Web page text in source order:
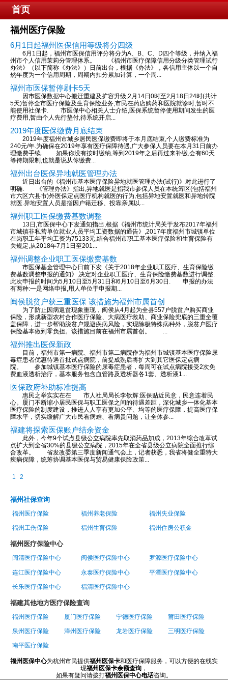
首页
福州医疗保险
6月1日起福州医保信用等级将分四级
6月1日起，福州市医保信用评分将分为A、B、C、D四个等级，并纳入福
州市个人信用茉莉分管理体系。 《福州市医疗保障信用分级分类管理试行
办法》（以下简称《办法》）日前出台，根据《办法》，各信用主体以一个自
然年度为一个信用周期，周期内扣分累加计算，一个周...
福州市医保暂停刷卡5天
因市医保数据中心搬迁重建及扩容升级,2月14日0时至2月18日24时(共计
5天)暂停全市医疗保险及生育保险业务,市民在药店购药和医院就诊时,暂时不
能使用社保卡. 市医保中心相关人士介绍,医保系统暂停使用期间发生的医
疗费用,暂由个人先行垫付,待系统开启...
2019年度医保缴费月底结束
2019年度福州市城乡居民医保缴费即将于本月底结束,个人缴费标准为
240元/年.为确保在2019年享有医疗保障待遇,广大参保人员要在本月31日前办
理缴费手续. 如果你没有按时缴纳,等到2019年之后再过来补缴,会有60天
等待期限制,也就是说从你缴费...
福州出台医保异地就医管理办法
近日出台的《福州市基本医疗保险异地就医管理办法(试行)》对此进行了
明确. 《管理办法》指出,异地就医是指我市参保人员在本统筹区(包括福州
市六区六县市)外医保定点医疗机构就医的行为,包括异地安置就医和异地转院
就医.异地安置人员是指因户籍迁移、投靠亲属以...
福州职工医保缴费基数调整
13日,市医保中心下发通知指出,根据《福州市统计局关于发布2017年福州
市城镇非私营单位就业人员平均工资数据的通告》,2017年度福州市城镇单位
在岗职工年平均工资为75133元,结合福州市职工基本医疗保险和生育保险有
关规定,从2018年7月1日至201...
福州调整企业职工医保缴费基数
市医保基金管理中心日前下发《关于2018年企业职工医疗、生育保险缴
费基数调整申报的通知》,决定对企业职工医疗、生育保险缴费基数进行调整.
此次申报的时间为5月10日至5月31日和6月10日至6月30日. 申报的办法
有两种:一是网络申报,用人单位于申报期...
闽侯脱贫户获三重医保 该措施为福州市属首创
为了防止因病返贫现象重现，闽侯从4月起为全县557户脱贫户购买商业
保险，形成新型农村合作医疗保险、大病医疗救助、商业保险兜底的三重全覆
盖保障，进一步帮助脱贫户规避疾病风险，实现除极特殊病种外，脱贫户医疗
保险基本做到零负担。该措施目前在福州市属首创。 ...
福州推出医保新政
目前，福州市第一病院、福州市第二病院作为福州市城镇基本医疗保险尿
毒症患者优惠待遇首批试点病院，前提成熟后将扩大到其它医保定点病
院。 参加城镇基本医疗保险的尿毒症患者，每周可在试点病院接受2次免
费血液透析治疗，基本服务包含血管路及透析器各1套、透析液1...
医保政府补助标准提高
惠民之举实实在在 市人社局局长李钦辉:医保贴近民意，民意连着民
心。厦门不断缩小居民医保与职工医保之间的待遇差距，深化城乡一体化基本
医疗保险的制度建设，推进人人享有更加公平、均等的医疗保障，提高医疗保
障水平，切实缓解广大市民看病难、看病贵问题，让全体参...
福建将探索医保账户结余资金
此外，今年9个试点县级公立病院率先取消药品加成，2013年综合改革试
点扩大到全省30%的县级公立病院，2015年在全省县级公立病院全面推行综
合改革。 省发改委第三季度新闻通气会上，记者获悉，我省将健全重特大
疾病保障，统筹协调基本医保与贸易健康保险政策...
1 2
福州社保查询
福州医疗保险 福州养老保险 福州失业保险
福州工伤保险 福州生育保险 福州住房公积金
福州医疗保险中心
闽清医疗保险中心 闽侯医疗保险中心 罗源医疗保险中心
连江医疗保险中心 永泰医疗保险中心 平潭医疗保险中心
长乐医疗保险中心 福清医疗保险中心
福建其他地方医疗保险查询
福州医疗保险 厦门医疗保险 宁德医疗保险 莆田医疗保险
泉州医疗保险 漳州医疗保险 龙岩医疗保险 三明医疗保险
南平医疗保险
福州医保中心为杭州市民提供福州医保卡和医疗保障服务，可以方便的在线实
现福州医保卡余额查询 ，
如果有疑问请拨打福州医保中心电话咨询。